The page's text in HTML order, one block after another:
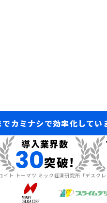
カミナシで効率化してい
導入業界数
30突破!
トーマツ ミック経済研究所「デスクレ